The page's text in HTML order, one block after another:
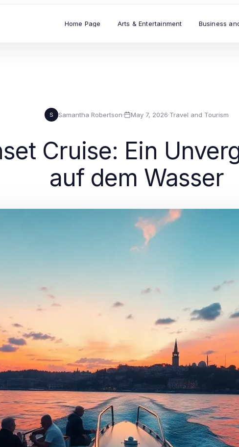
Home Page Arts & Entertainment Business
S Samantha Robertson· May 7, 2026·Travel and Tourism
Cruise: Ein
auf dem Wasser